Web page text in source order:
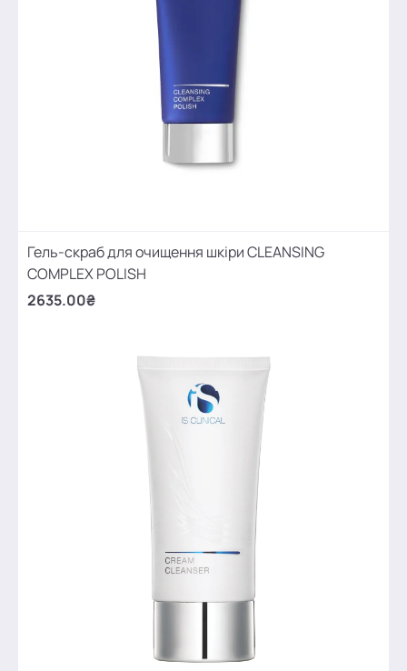
Гель-скраб для очищення шкіри CLEANSING
COMPLEX POLISH
2635.00₴